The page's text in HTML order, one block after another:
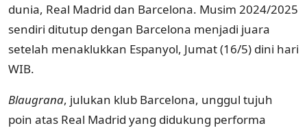
dunia, Real Madrid dan Barcelona. Musim 2024/2025
sendiri ditutup dengan Barcelona menjadi juara
setelah menaklukkan Espanyol, Jumat (16/5) dini hari
WIB.
Blaugrana, julukan klub Barcelona, unggul tujuh
poin atas Real Madrid yang didukung performa